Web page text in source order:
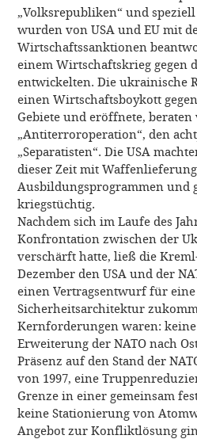
„Volksrepubliken“ und
wurden von USA und EU mit
Wirtschaftssanktionen
einem Wirtschaftskrieg gegen
entwickelten. Die ukrainische
einen Wirtschaftsboykott
Gebiete und eröffnete,
„Antiterroroperation“, den
„Separatisten“. Die USA
dieser Zeit mit
Ausbildungsprogrammen und
kriegstüchtig.
Nachdem sich im Laufe des
Konfrontation zwischen der
verschärft hatte, ließ die
Dezember den USA und der
einen Vertragsentwurf für eine
Sicherheitsarchitektur
Kernforderungen waren:
Erweiterung der NATO nach
Präsenz auf den Stand der
von 1997, eine
Grenze in einer gemeinsam
keine Stationierung von
Angebot zur Konfliktlösung